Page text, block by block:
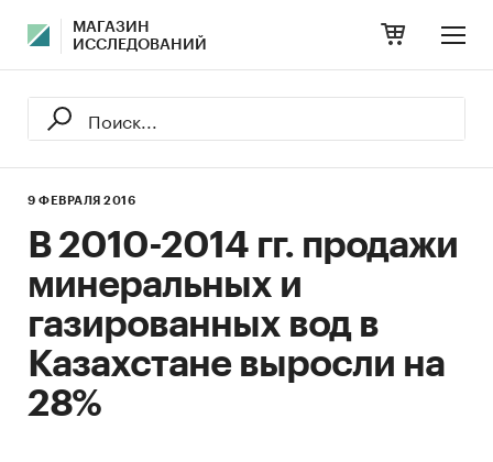
МАГАЗИН
ИССЛЕДОВАНИЙ
9 ФЕВРАЛЯ 2016
В 2010-2014 гг. продажи
минеральных и
газированных вод в
Казахстане выросли на
28%